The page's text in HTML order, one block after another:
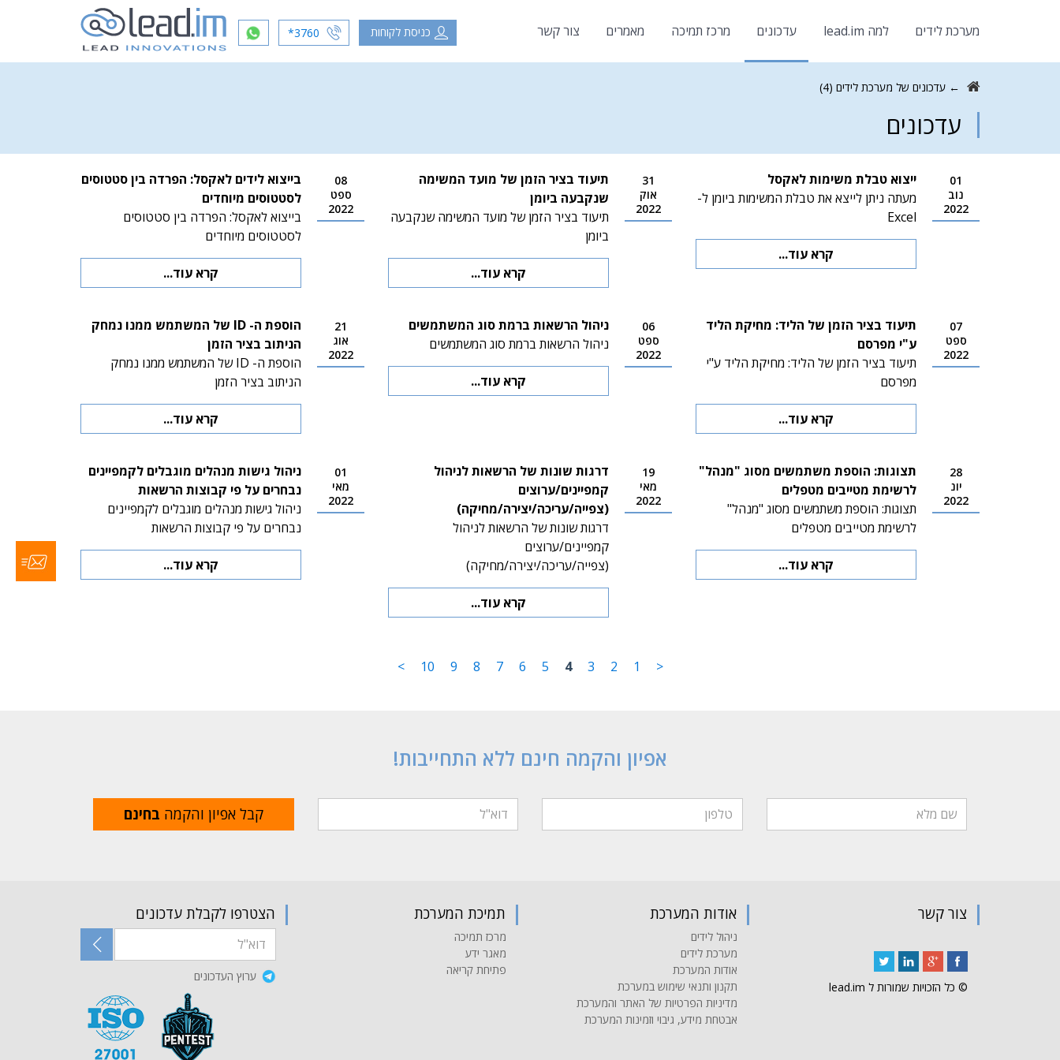
מערכת לידים למה lead.im עדכונים מרכז תמיכה מאמרים צור קשר כניסת לקוחות *3760
← עדכונים של מערכת לידים (4)
עדכונים
01
נוב
2022
ייצוא טבלת משימות לאקסל
מעתה ניתן לייצא את טבלת המשימות ביומן ל-
Excel
קרא עוד...
31
אוק
2022
תיעוד בציר הזמן של מועד המשימה
שנקבעה ביומן
תיעוד בציר הזמן של מועד המשימה שנקבעה
ביומן
קרא עוד...
08
ספט
2022
בייצוא לידים לאקסל: הפרדה בין סטטוסים
לסטטוסים מיוחדים
בייצוא לאקסל: הפרדה בין סטטוסים
לסטטוסים מיוחדים
קרא עוד...
07
ספט
2022
תיעוד בציר הזמן של הליד: מחיקת הליד
ע"י מפרסם
תיעוד בציר הזמן של הליד: מחיקת הליד ע"י
מפרסם
קרא עוד...
06
ספט
2022
ניהול הרשאות ברמת סוג המשתמשים
ניהול הרשאות ברמת סוג המשתמשים
קרא עוד...
21
אוג
2022
הוספת ה- ID של המשתמש ממנו נמחק
הניתוב בציר הזמן
הוספת ה- ID של המשתמש ממנו נמחק
הניתוב בציר הזמן
קרא עוד...
28
יונ
2022
תצוגות: הוספת משתמשים מסוג "מנהל"
לרשימת מטייבים מטפלים
תצוגות: הוספת משתמשים מסוג "מנהל"
לרשימת מטייבים מטפלים
קרא עוד...
19
מאי
2022
דרגות שונות של הרשאות לניהול
קמפיינים/ערוצים
(צפייה/עריכה/יצירה/מחיקה)
דרגות שונות של הרשאות לניהול
קמפיינים/ערוצים
(צפייה/עריכה/יצירה/מחיקה)
קרא עוד...
01
מאי
2022
ניהול גישות מנהלים מוגבלים לקמפיינים
נבחרים על פי קבוצות הרשאות
ניהול גישות מנהלים מוגבלים לקמפיינים
נבחרים על פי קבוצות הרשאות
קרא עוד...
<
1
2
3
4
5
6
7
8
9
10
>
אפיון והקמה חינם ללא התחייבות!
קבל אפיון והקמה בחינם
צור קשר
© כל הזכויות שמורות ל lead.im
אודות המערכת
ניהול לידים
מערכת לידים
אודות המערכת
תקנון ותנאי שימוש במערכת
מדיניות הפרטיות של האתר והמערכת
אבטחת מידע, גיבוי וזמינות המערכת
תמיכת המערכת
מרכז תמיכה
מאגר ידע
פתיחת קריאה
הצטרפו לקבלת עדכונים
ערוץ העדכונים